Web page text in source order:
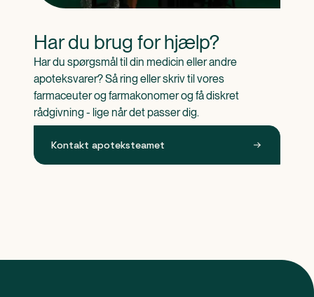
Har du brug for hjælp?
Har du spørgsmål til din medicin eller andre
apoteksvarer? Så ring eller skriv til vores
farmaceuter og farmakonomer og få diskret
rådgivning - lige når det passer dig.
Kontakt apoteksteamet